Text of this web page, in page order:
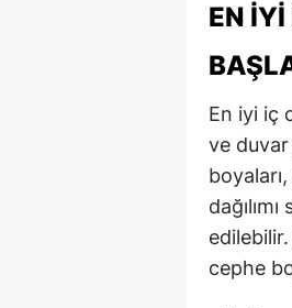
EN
En iyi iç
ve duvar
cephe